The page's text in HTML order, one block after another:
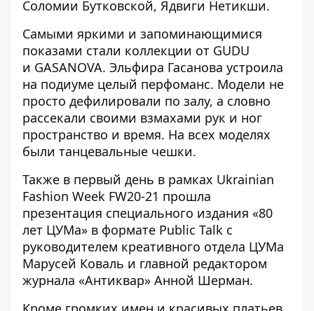
Соломии Бутковской, Ядвиги Нетикши.
Самыми яркими и запоминающимися
показами стали коллекции от GUDU
и GASANOVA. Эльфира Гасанова устроила
на подиуме целый перфоманс. Модели не
просто дефилировали по залу, а словно
рассекали своими взмахами рук и ног
пространство и время. На всех моделях
были танцевальные чешки.
Также в первый день в рамках Ukrainian
Fashion Week FW20-21 прошла
презентация специального издания «80
лет ЦУМа» в формате Public Talk с
руководителем креативного отдела ЦУМа
Марусей Коваль и главной редактором
журнала «Антиквар» Анной Шерман.